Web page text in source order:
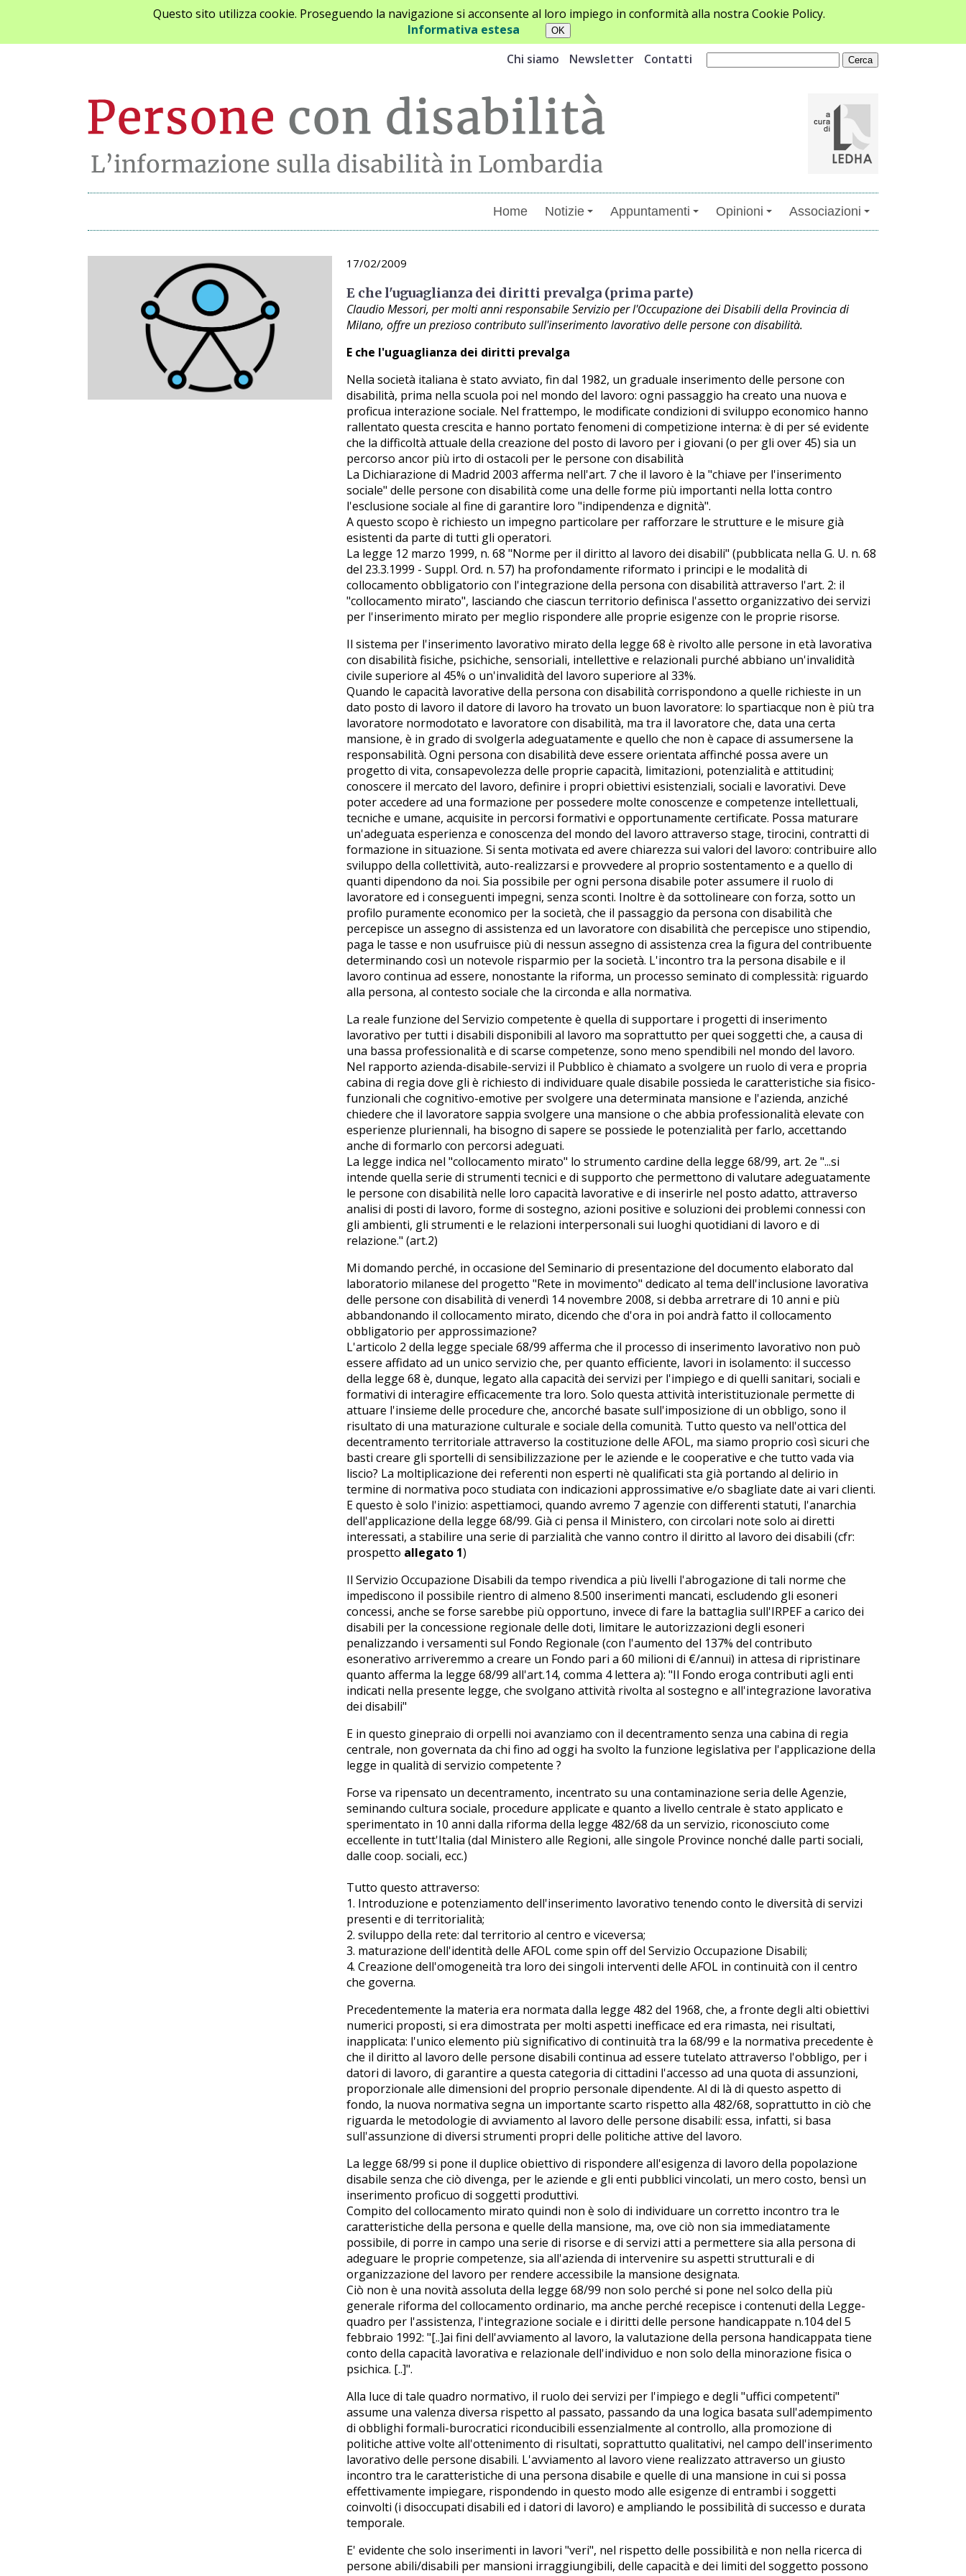
Questo sito utilizza cookie. Proseguendo la navigazione si acconsente al loro impiego in conformità alla nostra Cookie Policy.
Informativa estesa
Chi siamo
Newsletter Contatti
Home Notizie Appuntamenti Opinioni Associazioni
Archivio notizie 17/02/2009
E che l'uguaglianza dei diritti prevalga (prima parte)
Claudio Messori, per molti anni responsabile Servizio per l'Occupazione dei Disabili della Provincia di
Milano, offre un prezioso contributo sull'inserimento lavorativo delle persone con disabilità.
E che l'uguaglianza dei diritti prevalga
Nella società italiana è stato avviato, fin dal 1982, un graduale inserimento delle persone con
disabilità, prima nella scuola poi nel mondo del lavoro: ogni passaggio ha creato una nuova e
proficua interazione sociale. Nel frattempo, le modificate condizioni di sviluppo economico hanno
rallentato questa crescita e hanno portato fenomeni di competizione interna: è di per sé evidente
che la difficoltà attuale della creazione del posto di lavoro per i giovani (o per gli over 45) sia un
percorso ancor più irto di ostacoli per le persone con disabilità
La Dichiarazione di Madrid 2003 afferma nell'art. 7 che il lavoro è la "chiave per l'inserimento
sociale" delle persone con disabilità come una delle forme più importanti nella lotta contro
l'esclusione sociale al fine di garantire loro "indipendenza e dignità".
A questo scopo è richiesto un impegno particolare per rafforzare le strutture e le misure già
esistenti da parte di tutti gli operatori.
La legge 12 marzo 1999, n. 68 "Norme per il diritto al lavoro dei disabili" (pubblicata nella G. U. n. 68
del 23.3.1999 - Suppl. Ord. n. 57) ha profondamente riformato i principi e le modalità di
collocamento obbligatorio con l'integrazione della persona con disabilità attraverso l'art. 2: il
"collocamento mirato", lasciando che ciascun territorio definisca l'assetto organizzativo dei servizi
per l'inserimento mirato per meglio rispondere alle proprie esigenze con le proprie risorse.
Il sistema per l'inserimento lavorativo mirato della legge 68 è rivolto alle persone in età lavorativa
con disabilità fisiche, psichiche, sensoriali, intellettive e relazionali purché abbiano un'invalidità
civile superiore al 45% o un'invalidità del lavoro superiore al 33%.
Quando le capacità lavorative della persona con disabilità corrispondono a quelle richieste in un
dato posto di lavoro il datore di lavoro ha trovato un buon lavoratore: lo spartiacque non è più tra
lavoratore normodotato e lavoratore con disabilità, ma tra il lavoratore che, data una certa
mansione, è in grado di svolgerla adeguatamente e quello che non è capace di assumersene la
responsabilità. Ogni persona con disabilità deve essere orientata affinché possa avere un
progetto di vita, consapevolezza delle proprie capacità, limitazioni, potenzialità e attitudini;
conoscere il mercato del lavoro, definire i propri obiettivi esistenziali, sociali e lavorativi. Deve
poter accedere ad una formazione per possedere molte conoscenze e competenze intellettuali,
tecniche e umane, acquisite in percorsi formativi e opportunamente certificate. Possa maturare
un'adeguata esperienza e conoscenza del mondo del lavoro attraverso stage, tirocini, contratti di
formazione in situazione. Si senta motivata ed avere chiarezza sui valori del lavoro: contribuire allo
sviluppo della collettività, auto-realizzarsi e provvedere al proprio sostentamento e a quello di
quanti dipendono da noi. Sia possibile per ogni persona disabile poter assumere il ruolo di
lavoratore ed i conseguenti impegni, senza sconti. Inoltre è da sottolineare con forza, sotto un
profilo puramente economico per la società, che il passaggio da persona con disabilità che
percepisce un assegno di assistenza ed un lavoratore con disabilità che percepisce uno stipendio,
paga le tasse e non usufruisce più di nessun assegno di assistenza crea la figura del contribuente
determinando così un notevole risparmio per la società. L'incontro tra la persona disabile e il
lavoro continua ad essere, nonostante la riforma, un processo seminato di complessità: riguardo
alla persona, al contesto sociale che la circonda e alla normativa.
La reale funzione del Servizio competente è quella di supportare i progetti di inserimento
lavorativo per tutti i disabili disponibili al lavoro ma soprattutto per quei soggetti che, a causa di
una bassa professionalità e di scarse competenze, sono meno spendibili nel mondo del lavoro.
Nel rapporto azienda-disabile-servizi il Pubblico è chiamato a svolgere un ruolo di vera e propria
cabina di regia dove gli è richiesto di individuare quale disabile possieda le caratteristiche sia fisico-
funzionali che cognitivo-emotive per svolgere una determinata mansione e l'azienda, anziché
chiedere che il lavoratore sappia svolgere una mansione o che abbia professionalità elevate con
esperienze pluriennali, ha bisogno di sapere se possiede le potenzialità per farlo, accettando
anche di formarlo con percorsi adeguati.
La legge indica nel "collocamento mirato" lo strumento cardine della legge 68/99, art. 2e "...si
intende quella serie di strumenti tecnici e di supporto che permettono di valutare adeguatamente
le persone con disabilità nelle loro capacità lavorative e di inserirle nel posto adatto, attraverso
analisi di posti di lavoro, forme di sostegno, azioni positive e soluzioni dei problemi connessi con
gli ambienti, gli strumenti e le relazioni interpersonali sui luoghi quotidiani di lavoro e di
relazione." (art.2)
Mi domando perché, in occasione del Seminario di presentazione del documento elaborato dal
laboratorio milanese del progetto "Rete in movimento" dedicato al tema dell'inclusione lavorativa
delle persone con disabilità di venerdì 14 novembre 2008, si debba arretrare di 10 anni e più
abbandonando il collocamento mirato, dicendo che d'ora in poi andrà fatto il collocamento
obbligatorio per approssimazione?
L'articolo 2 della legge speciale 68/99 afferma che il processo di inserimento lavorativo non può
essere affidato ad un unico servizio che, per quanto efficiente, lavori in isolamento: il successo
della legge 68 è, dunque, legato alla capacità dei servizi per l'impiego e di quelli sanitari, sociali e
formativi di interagire efficacemente tra loro. Solo questa attività interistituzionale permette di
attuare l'insieme delle procedure che, ancorché basate sull'imposizione di un obbligo, sono il
risultato di una maturazione culturale e sociale della comunità. Tutto questo va nell'ottica del
decentramento territoriale attraverso la costituzione delle AFOL, ma siamo proprio così sicuri che
basti creare gli sportelli di sensibilizzazione per le aziende e le cooperative e che tutto vada via
liscio? La moltiplicazione dei referenti non esperti nè qualificati sta già portando al delirio in
termine di normativa poco studiata con indicazioni approssimative e/o sbagliate date ai vari clienti.
E questo è solo l'inizio: aspettiamoci, quando avremo 7 agenzie con differenti statuti, l'anarchia
dell'applicazione della legge 68/99. Già ci pensa il Ministero, con circolari note solo ai diretti
interessati, a stabilire una serie di parzialità che vanno contro il diritto al lavoro dei disabili (cfr:
prospetto allegato 1)
Il Servizio Occupazione Disabili da tempo rivendica a più livelli l'abrogazione di tali norme che
impediscono il possibile rientro di almeno 8.500 inserimenti mancati, escludendo gli esoneri
concessi, anche se forse sarebbe più opportuno, invece di fare la battaglia sull'IRPEF a carico dei
disabili per la concessione regionale delle doti, limitare le autorizzazioni degli esoneri
penalizzando i versamenti sul Fondo Regionale (con l'aumento del 137% del contributo
esonerativo arriveremmo a creare un Fondo pari a 60 milioni di €/annui) in attesa di ripristinare
quanto afferma la legge 68/99 all'art.14, comma 4 lettera a): "Il Fondo eroga contributi agli enti
indicati nella presente legge, che svolgano attività rivolta al sostegno e all'integrazione lavorativa
dei disabili"
E in questo ginepraio di orpelli noi avanziamo con il decentramento senza una cabina di regia
centrale, non governata da chi fino ad oggi ha svolto la funzione legislativa per l'applicazione della
legge in qualità di servizio competente ?
Forse va ripensato un decentramento, incentrato su una contaminazione seria delle Agenzie,
seminando cultura sociale, procedure applicate e quanto a livello centrale è stato applicato e
sperimentato in 10 anni dalla riforma della legge 482/68 da un servizio, riconosciuto come
eccellente in tutt'Italia (dal Ministero alle Regioni, alle singole Province nonché dalle parti sociali,
dalle coop. sociali, ecc.)
Tutto questo attraverso:
1. Introduzione e potenziamento dell'inserimento lavorativo tenendo conto le diversità di servizi
presenti e di territorialità;
2. sviluppo della rete: dal territorio al centro e viceversa;
3. maturazione dell'identità delle AFOL come spin off del Servizio Occupazione Disabili;
4. Creazione dell'omogeneità tra loro dei singoli interventi delle AFOL in continuità con il centro
che governa.
Precedentemente la materia era normata dalla legge 482 del 1968, che, a fronte degli alti obiettivi
numerici proposti, si era dimostrata per molti aspetti inefficace ed era rimasta, nei risultati,
inapplicata: l'unico elemento più significativo di continuità tra la 68/99 e la normativa precedente è
che il diritto al lavoro delle persone disabili continua ad essere tutelato attraverso l'obbligo, per i
datori di lavoro, di garantire a questa categoria di cittadini l'accesso ad una quota di assunzioni,
proporzionale alle dimensioni del proprio personale dipendente. Al di là di questo aspetto di
fondo, la nuova normativa segna un importante scarto rispetto alla 482/68, soprattutto in ciò che
riguarda le metodologie di avviamento al lavoro delle persone disabili: essa, infatti, si basa
sull'assunzione di diversi strumenti propri delle politiche attive del lavoro.
La legge 68/99 si pone il duplice obiettivo di rispondere all'esigenza di lavoro della popolazione
disabile senza che ciò divenga, per le aziende e gli enti pubblici vincolati, un mero costo, bensì un
inserimento proficuo di soggetti produttivi.
Compito del collocamento mirato quindi non è solo di individuare un corretto incontro tra le
caratteristiche della persona e quelle della mansione, ma, ove ciò non sia immediatamente
possibile, di porre in campo una serie di risorse e di servizi atti a permettere sia alla persona di
adeguare le proprie competenze, sia all'azienda di intervenire su aspetti strutturali e di
organizzazione del lavoro per rendere accessibile la mansione designata.
Ciò non è una novità assoluta della legge 68/99 non solo perché si pone nel solco della più
generale riforma del collocamento ordinario, ma anche perché recepisce i contenuti della Legge-
quadro per l'assistenza, l'integrazione sociale e i diritti delle persone handicappate n.104 del 5
febbraio 1992: "[..]ai fini dell'avviamento al lavoro, la valutazione della persona handicappata tiene
conto della capacità lavorativa e relazionale dell'individuo e non solo della minorazione fisica o
psichica. [..]".
Alla luce di tale quadro normativo, il ruolo dei servizi per l'impiego e degli "uffici competenti"
assume una valenza diversa rispetto al passato, passando da una logica basata sull'adempimento
di obblighi formali-burocratici riconducibili essenzialmente al controllo, alla promozione di
politiche attive volte all'ottenimento di risultati, soprattutto qualitativi, nel campo dell'inserimento
lavorativo delle persone disabili. L'avviamento al lavoro viene realizzato attraverso un giusto
incontro tra le caratteristiche di una persona disabile e quelle di una mansione in cui si possa
effettivamente impiegare, rispondendo in questo modo alle esigenze di entrambi i soggetti
coinvolti (i disoccupati disabili ed i datori di lavoro) e ampliando le possibilità di successo e durata
temporale.
E' evidente che solo inserimenti in lavori "veri", nel rispetto delle possibilità e non nella ricerca di
persone abili/disabili per mansioni irraggiungibili, delle capacità e dei limiti del soggetto possono